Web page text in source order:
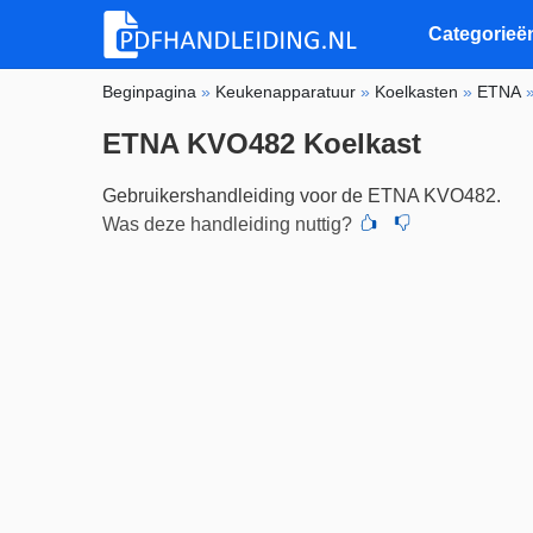
Beginpagina » Keukenapparatuur » Koelkasten » ETNA
ETNA KVO482 Koelkast
Gebruikershandleiding voor de ETNA KVO482.
Was deze handleiding nuttig?